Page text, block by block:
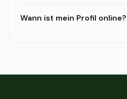
Wann ist mein Profil online?